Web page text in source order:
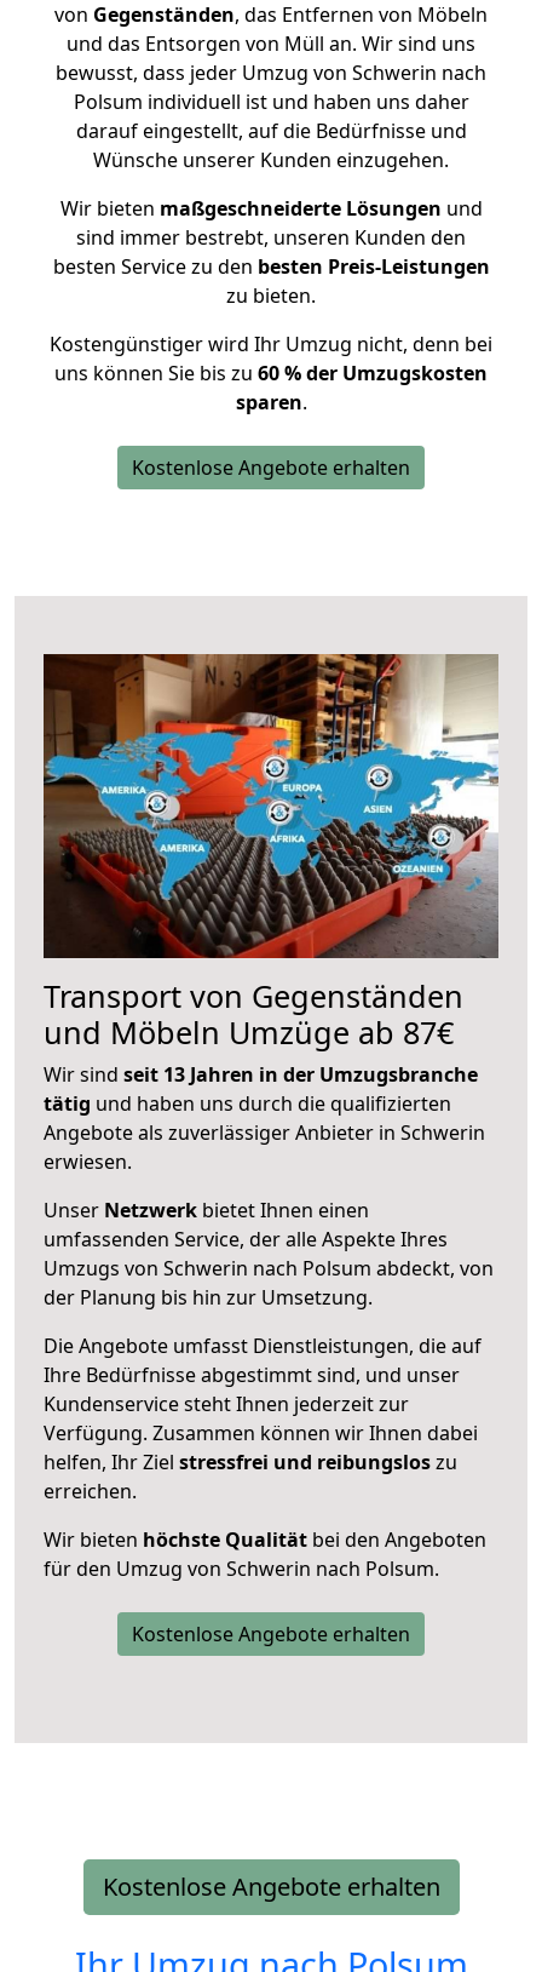
von Gegenständen, das Entfernen von Möbeln
und das Entsorgen von Müll an. Wir sind uns
bewusst, dass jeder Umzug von Schwerin nach
Polsum individuell ist und haben uns daher
darauf eingestellt, auf die Bedürfnisse und
Wünsche unserer Kunden einzugehen.
Wir bieten maßgeschneiderte Lösungen und
sind immer bestrebt, unseren Kunden den
besten Service zu den besten Preis-Leistungen
zu bieten.
Kostengünstiger wird Ihr Umzug nicht, denn bei
uns können Sie bis zu 60 % der Umzugskosten
sparen.
Kostenlose Angebote erhalten
Transport von Gegenständen
und Möbeln Umzüge ab 87€
Wir sind seit 13 Jahren in der Umzugsbranche
tätig und haben uns durch die qualifizierten
Angebote als zuverlässiger Anbieter in Schwerin
erwiesen.
Unser Netzwerk bietet Ihnen einen
umfassenden Service, der alle Aspekte Ihres
Umzugs von Schwerin nach Polsum abdeckt, von
der Planung bis hin zur Umsetzung.
Die Angebote umfasst Dienstleistungen, die auf
Ihre Bedürfnisse abgestimmt sind, und unser
Kundenservice steht Ihnen jederzeit zur
Verfügung. Zusammen können wir Ihnen dabei
helfen, Ihr Ziel stressfrei und reibungsloszu
erreichen.
Wir bieten höchste Qualität bei den Angeboten
für den Umzug von Schwerin nach Polsum.
Kostenlose Angebote erhalten
Kostenlose Angebote erhalten